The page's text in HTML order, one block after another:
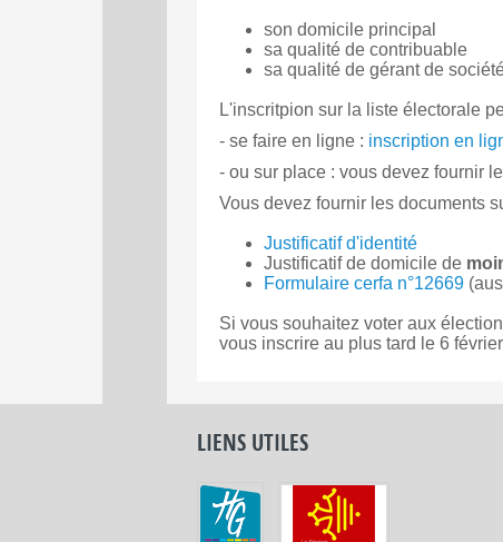
son domicile principal
sa qualité de contribuable
sa qualité de gérant de
L'inscritpion sur la liste électorale
- se faire en ligne : inscription en
- ou sur place : vous devez fournir
Vous devez fournir les documents
Justificatif d'identité
Justificatif de domicile de
Formulaire cerfa n°12669
Si vous souhaitez voter aux
vous inscrire au plus tard le 6
LIENS UTILES